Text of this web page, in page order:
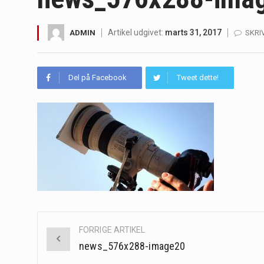
Irritabel tyktarm (Irritable Bowel
Padel er en sport, der er blevet
Massagestole er ikke længere
Saunaer har været en del af
Når det kommer til sundhed og
Sunde måltidskasser er en
ADMIN Artikel udgivet: marts 31, 2017
Del på Facebook Tweet dette!
Post
navigation
FORRIGE ARTIKEL
news_576x288-image20